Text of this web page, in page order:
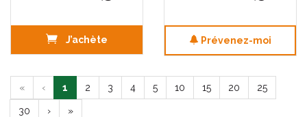
J’achète Prévenez-moi
« ‹ 1 2 3 4 5 10 15 20 25
30 › »